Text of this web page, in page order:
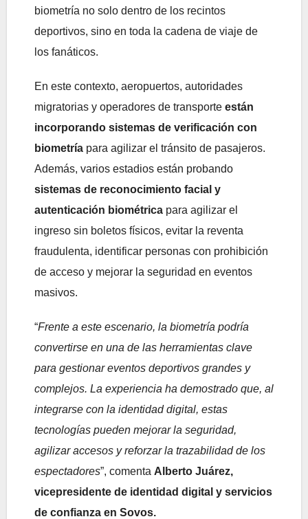
biometría no solo dentro de los recintos
deportivos, sino en toda la cadena de viaje de
los fanáticos.
En este contexto, aeropuertos, autoridades
migratorias y operadores de transporte están
incorporando sistemas de verificación con
biometría para agilizar el tránsito de pasajeros.
Además, varios estadios están probando
sistemas de reconocimiento facial y
autenticación biométrica para agilizar el
ingreso sin boletos físicos, evitar la reventa
fraudulenta, identificar personas con prohibición
de acceso y mejorar la seguridad en eventos
masivos.
“Frente a este escenario, la biometría podría
convertirse en una de las herramientas clave
para gestionar eventos deportivos grandes y
complejos. La experiencia ha demostrado que, al
integrarse con la identidad digital, estas
tecnologías pueden mejorar la seguridad,
agilizar accesos y reforzar la trazabilidad de los
espectadores”, comenta Alberto Juárez,
vicepresidente de identidad digital y servicios
de confianza en Sovos.